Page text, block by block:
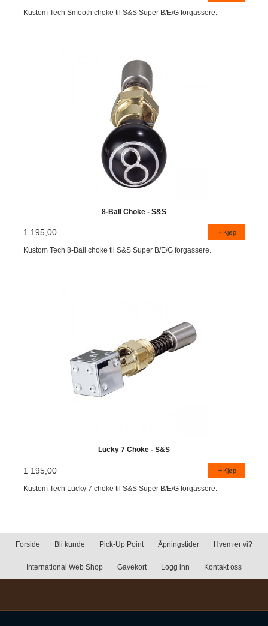
Kustom Tech Smooth choke til S&S Super B/E/G forgassere.
8-Ball Choke - S&S
1 195,00 Kjøp
Kustom Tech 8-Ball choke til S&S Super B/E/G forgassere.
Lucky 7 Choke - S&S
1 195,00 Kjøp
Kustom Tech Lucky 7 choke til S&S Super B/E/G forgassere.
Forside Bli kunde Pick-Up Point Åpningstider Hvem er vi?
International Web Shop Gavekort Logg inn Kontakt oss